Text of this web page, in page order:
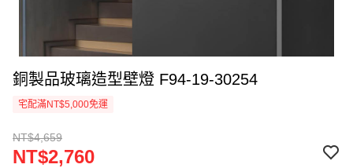
銅製品玻璃造型壁燈 F94-19-30254
宅配滿NT$5,000免運
NT$4,659
NT$2,760